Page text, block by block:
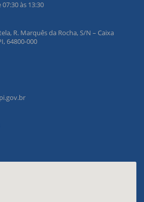
às 13:30
R. Marquês da Rocha, S/N – Caixa
64800-000